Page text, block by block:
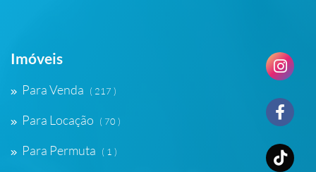
Imóveis
Para Venda ( 217 )
Para Locação ( 70 )
Para Permuta ( 1 )